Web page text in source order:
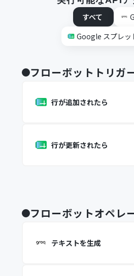
すべて
Google スプレッ
フローボットトリガ
行が追加されたら
行が更新されたら
フローボットオペレ
テキストを生成